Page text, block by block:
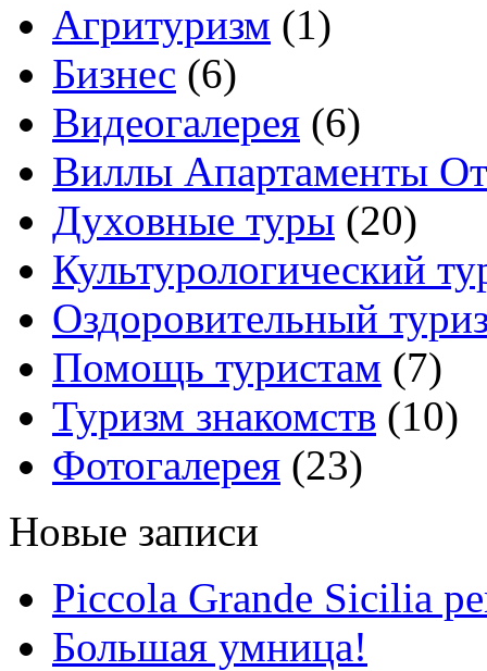
Агритуризм (1)
Бизнес (6)
Видеогалерея (6)
Виллы Апартаменты
Духовные туры (20)
Культурологический
Оздоровительный
Помощь туристам (7)
Туризм знакомств (10)
Фотогалерея (23)
Новые записи
Piccola Grande Sicilia
Большая умница!